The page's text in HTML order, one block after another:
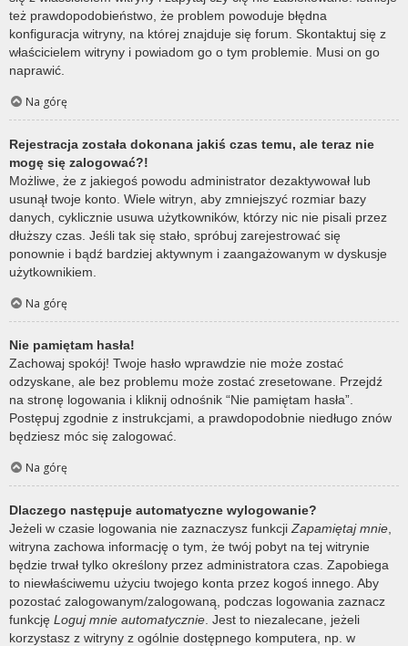
też prawdopodobieństwo, że problem powoduje błędna
konfiguracja witryny, na której znajduje się forum. Skontaktuj się z
właścicielem witryny i powiadom go o tym problemie. Musi on go
naprawić.
Na górę
Rejestracja została dokonana jakiś czas temu, ale teraz nie
mogę się zalogować?!
Możliwe, że z jakiegoś powodu administrator dezaktywował lub
usunął twoje konto. Wiele witryn, aby zmniejszyć rozmiar bazy
danych, cyklicznie usuwa użytkowników, którzy nic nie pisali przez
dłuższy czas. Jeśli tak się stało, spróbuj zarejestrować się
ponownie i bądź bardziej aktywnym i zaangażowanym w dyskusje
użytkownikiem.
Na górę
Nie pamiętam hasła!
Zachowaj spokój! Twoje hasło wprawdzie nie może zostać
odzyskane, ale bez problemu może zostać zresetowane. Przejdź
na stronę logowania i kliknij odnośnik “Nie pamiętam hasła”.
Postępuj zgodnie z instrukcjami, a prawdopodobnie niedługo znów
będziesz móc się zalogować.
Na górę
Dlaczego następuje automatyczne wylogowanie?
Jeżeli w czasie logowania nie zaznaczysz funkcji Zapamiętaj mnie
witryna zachowa informację o tym, że twój pobyt na tej witrynie
będzie trwał tylko określony przez administratora czas. Zapobiega
to niewłaściwemu użyciu twojego konta przez kogoś innego. Aby
pozostać zalogowanym/zalogowaną, podczas logowania zaznacz
funkcję Loguj mnie automatycznie . Jest to niezalecane, jeżeli
korzystasz z witryny z ogólnie dostępnego komputera, np. w